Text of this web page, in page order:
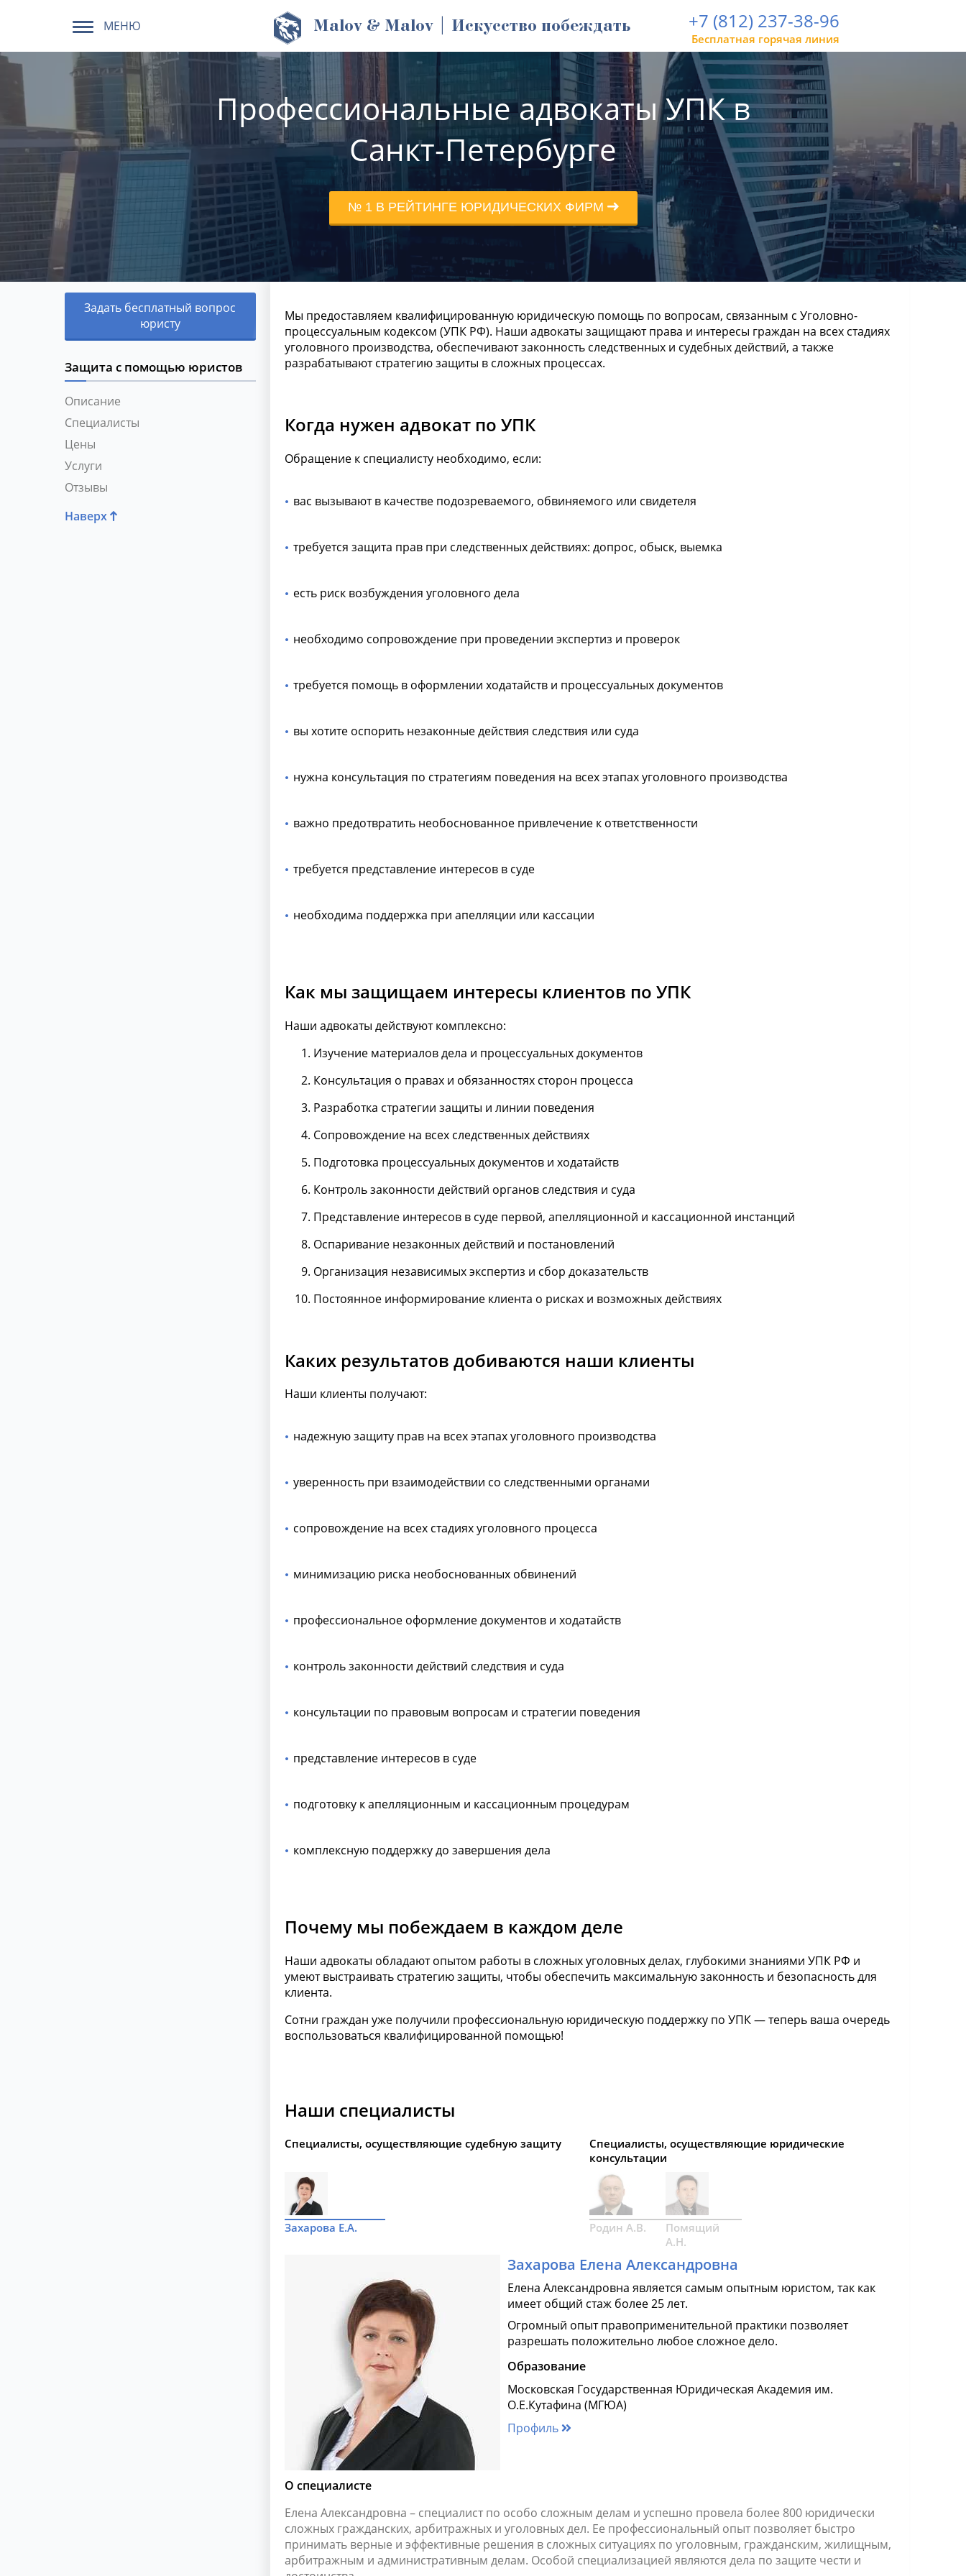
МЕНЮ Malov & Malov | Искусство побеждать +7 (812) 237-38-96
Бесплатная горячая линия
Профессиональные адвокаты УПК в
Санкт-Петербурге
№ 1 В РЕЙТИНГЕ ЮРИДИЧЕСКИХ ФИРМ
Задать бесплатный вопрос
юристу
Защита с помощью юристов
Описание
Специалисты
Цены
Услуги
Отзывы
Наверх
Мы предоставляем квалифицированную юридическую помощь по вопросам, связанным с Уголовно-
процессуальным кодексом (УПК РФ). Наши адвокаты защищают права и интересы граждан на всех стадиях
уголовного производства, обеспечивают законность следственных и судебных действий, а также
разрабатывают стратегию защиты в сложных процессах.
Когда нужен адвокат по УПК
Обращение к специалисту необходимо, если:
вас вызывают в качестве подозреваемого, обвиняемого или свидетеля
требуется защита прав при следственных действиях: допрос, обыск, выемка
есть риск возбуждения уголовного дела
необходимо сопровождение при проведении экспертиз и проверок
требуется помощь в оформлении ходатайств и процессуальных документов
вы хотите оспорить незаконные действия следствия или суда
нужна консультация по стратегиям поведения на всех этапах уголовного производства
важно предотвратить необоснованное привлечение к ответственности
требуется представление интересов в суде
необходима поддержка при апелляции или кассации
Как мы защищаем интересы клиентов по УПК
Наши адвокаты действуют комплексно:
Изучение материалов дела и процессуальных документов
Консультация о правах и обязанностях сторон процесса
Разработка стратегии защиты и линии поведения
Сопровождение на всех следственных действиях
Подготовка процессуальных документов и ходатайств
Контроль законности действий органов следствия и суда
Представление интересов в суде первой, апелляционной и кассационной инстанций
Оспаривание незаконных действий и постановлений
Организация независимых экспертиз и сбор доказательств
Постоянное информирование клиента о рисках и возможных действиях
Каких результатов добиваются наши клиенты
Наши клиенты получают:
надежную защиту прав на всех этапах уголовного производства
уверенность при взаимодействии со следственными органами
сопровождение на всех стадиях уголовного процесса
минимизацию риска необоснованных обвинений
профессиональное оформление документов и ходатайств
контроль законности действий следствия и суда
консультации по правовым вопросам и стратегии поведения
представление интересов в суде
подготовку к апелляционным и кассационным процедурам
комплексную поддержку до завершения дела
Почему мы побеждаем в каждом деле
Наши адвокаты обладают опытом работы в сложных уголовных делах, глубокими знаниями УПК РФ и
умеют выстраивать стратегию защиты, чтобы обеспечить максимальную законность и безопасность для
клиента.
Сотни граждан уже получили профессиональную юридическую поддержку по УПК — теперь ваша очередь
воспользоваться квалифицированной помощью!
Наши специалисты
Специалисты, осуществляющие судебную защиту
Захарова Е.А.
Специалисты, осуществляющие юридические
консультации
Родин А.В.
Помящий
А.Н.
Захарова Елена Александровна
Елена Александровна является самым опытным юристом, так как
имеет общий стаж более 25 лет.
Огромный опыт правоприменительной практики позволяет
разрешать положительно любое сложное дело.
Образование
Московская Государственная Юридическая Академия им.
О.Е.Кутафина (МГЮА)
Профиль
О специалисте
Елена Александровна – специалист по особо сложным делам и успешно провела более 800 юридически
сложных гражданских, арбитражных и уголовных дел. Ее профессиональный опыт позволяет быстро
принимать верные и эффективные решения в сложных ситуациях по уголовным, гражданским, жилищным,
арбитражным и административным делам. Особой специализацией являются дела по защите чести и